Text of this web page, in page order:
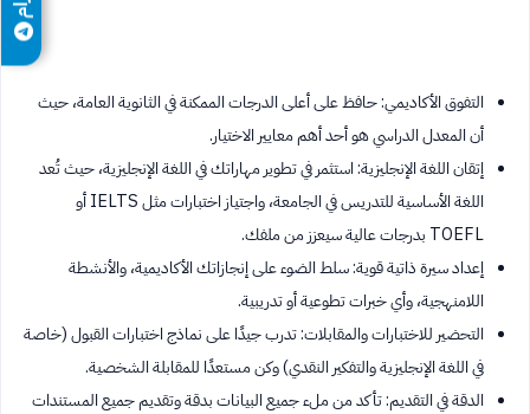
التفوق الأكاديمي: حافظ على أعلى الدرجات الممكنة في الثانوية العامة، حيث
أن المعدل الدراسي هو أحد أهم معايير الاختيار.
إتقان اللغة الإنجليزية: استثمر في تطوير مهاراتك في اللغة الإنجليزية، حيث تُعد
اللغة الأساسية للتدريس في الجامعة، واجتياز اختبارات مثل IELTS أو
TOEFL بدرجات عالية سيعزز من ملفك.
إعداد سيرة ذاتية قوية: سلط الضوء على إنجازاتك الأكاديمية، والأنشطة
اللامنهجية، وأي خبرات تطوعية أو تدريبية.
التحضير للاختبارات والمقابلات: تدرب جيدًا على نماذج اختبارات القبول (خاصة
في اللغة الإنجليزية والتفكير النقدي) وكن مستعدًا للمقابلة الشخصية.
الدقة في التقديم: تأكد من ملء جميع البيانات بدقة وتقديم جميع المستندات